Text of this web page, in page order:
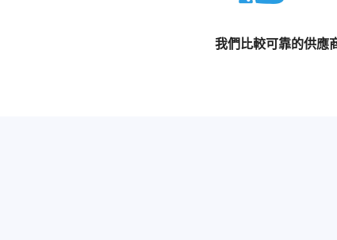
我們比較可靠的供應